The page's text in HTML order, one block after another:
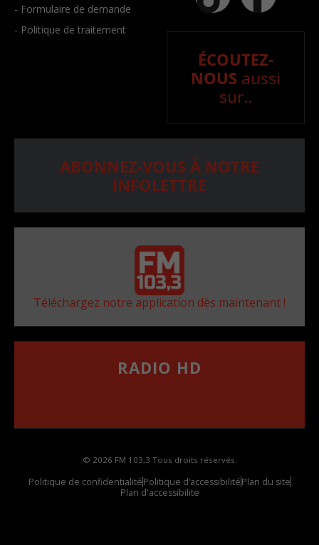
- Formulaire de demande
- Politique de traitement
ÉCOUTEZ-
NOUS aussi
sur..
ABONNEZ-VOUS À NOTRE
INFOLETTRE
Téléchargez notre application dès maintenant !
RADIO HD
© 2026 FM 103,3 Tous droits réservés.
Politique de confidentialitéPolitique d’accessibilitéPlan du site
Plan d'accessibilite